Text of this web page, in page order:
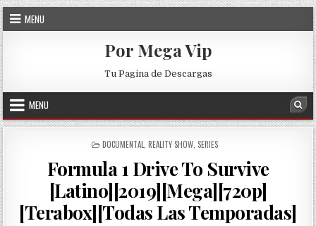
Skip to content
MENU
Por Mega Vip
Tu Pagina de Descargas
MENU
POSTED IN
DOCUMENTAL REALITY SHOW, SERIES
Formula 1 Drive To Survive
[Latino][2019][Mega][720p]
[Terabox][Todas Las Temporadas]